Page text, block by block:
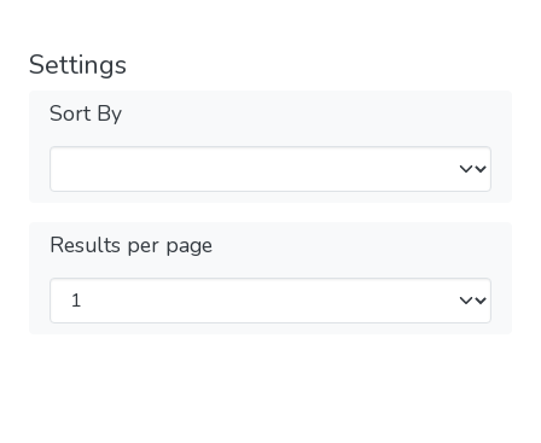
Settings
Sort By
Results per page